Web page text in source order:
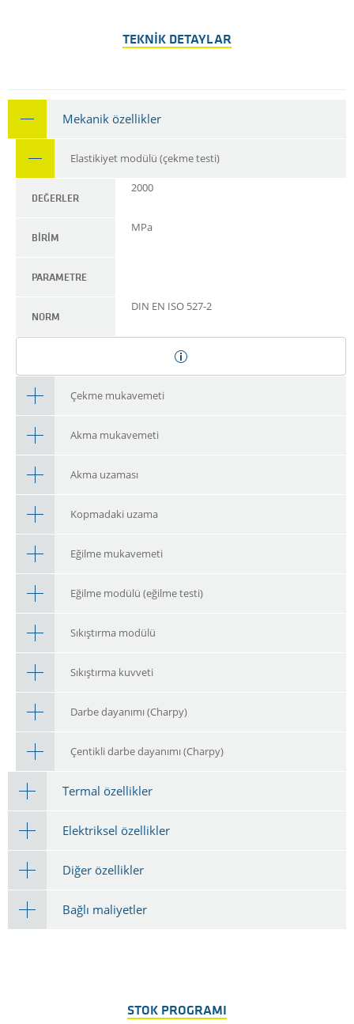
TEKNIK DETAYLAR
Mekanik özellikler
Elastikiyet modülü (çekme testi)
DEĞERLER
2000
BIRIM
MPa
PARAMETRE
NORM
DIN EN ISO 527-2
Çekme mukavemeti
Akma mukavemeti
Akma uzaması
Kopmadaki uzama
Eğilme mukavemeti
Eğilme modülü (eğilme testi)
Sıkıştırma modülü
Sıkıştırma kuvveti
Darbe dayanımı (Charpy)
Çentikli darbe dayanımı (Charpy)
Termal özellikler
Elektriksel özellikler
Diğer özellikler
Bağlı maliyetler
STOK PROGRAMI